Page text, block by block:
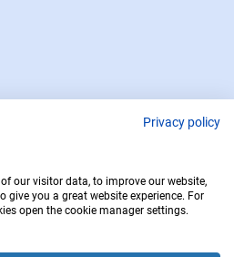
SIE SICH AN : 112
Privacy policy
our visitor data, to improve our website,
give you a great website experience. For
open the cookie manager settings.